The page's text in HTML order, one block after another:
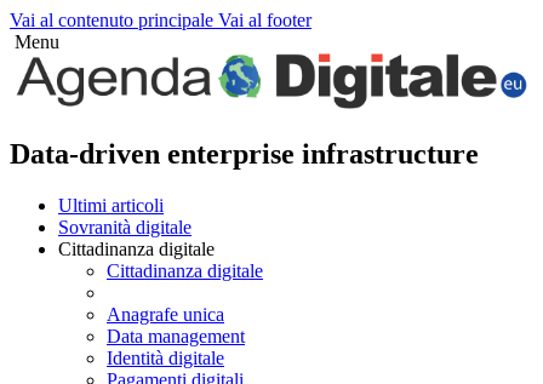
Vai al contenuto principale Vai al footer
Menu
Data-driven enterprise infrastructure
Ultimi articoli
Sovranità digitale
Cittadinanza digitale
Cittadinanza digitale
Anagrafe unica
Data management
Identità digitale
Pagamenti digitali